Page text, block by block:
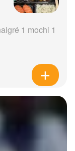
1 mochi 1